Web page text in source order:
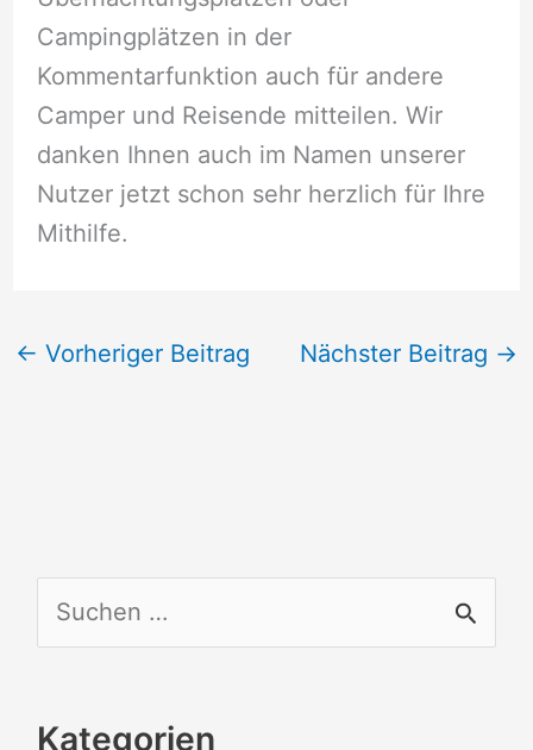
Campingplätzen in der
Kommentarfunktion auch für andere
Camper und Reisende mitteilen. Wir
danken Ihnen auch im Namen unserer
Nutzer jetzt schon sehr herzlich für Ihre
Mithilfe.
← Vorheriger Beitrag Nächster Beitrag →
u
h
Kategorien